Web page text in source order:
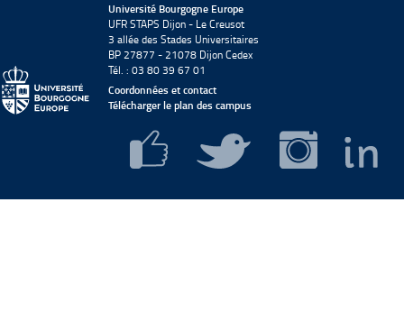
Université Bourgogne Europe
UFR STAPS Dijon - Le Creusot
3 allée des Stades Universitaires
BP 27877 - 21078 Dijon Cedex
Tél. : 03 80 39 67 01
Coordonnées et contact
Télécharger le plan des campus